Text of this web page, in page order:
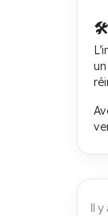
🛠️
Il